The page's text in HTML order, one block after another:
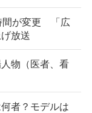
間が変更 「広
放送
物（医者、看
者？モデルは